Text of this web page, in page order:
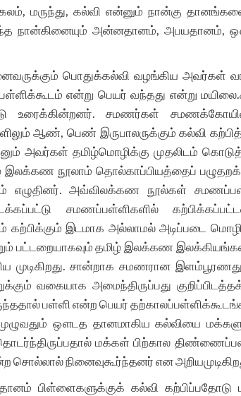
மருந்து, கல்வி என்னும் நான்கு
நான்கினையும் அன்னதானம், அபயதானம்,
பொதுக்கல்வி வழங்கிய அவர்கள்
என்று பெயர் வந்தது என்று
உரைக்கின்றனர். சமணர்கள்
ஆண், பெண் இருபாலருக்கும் கல்வி
அவர்கள் தமிழ்மொழிக்கு முதலிடம்
இலக்கண நூலாம் தொல்காப்பியத்தைப்
அவ்விலக்கண நூல்கள்
சமணப்பள்ளிகளில்
கற்பிக்கும் இடமாக அல்லாமல் அடிப்படை மொழி
பட்டறையாகவும் தமிழ் இலக்கண
முடிகிறது. சான்றாக சமணரான
வகையாக அமைந்திருப்பது
பள்ளி என்ற பெயர்
ஔடத தானமாகிய கல்வியை
மக்கள் பிற்கால
சொல்லால் நினைவுகூர்ந்தனர் என
பிள்ளைகளுக்குக் கல்வி கற்பிப்பதோடு